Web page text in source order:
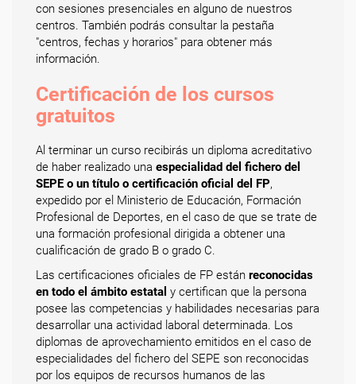
con sesiones presenciales en alguno de nuestros
centros. También podrás consultar la pestaña
"centros, fechas y horarios" para obtener más
información.
Certificación de los cursos
gratuitos
Al terminar un curso recibirás un diploma acreditativo
de haber realizado una especialidad del fichero del
SEPE o un título o certificación oficial del FP,
expedido por el Ministerio de Educación, Formación
Profesional de Deportes, en el caso de que se trate de
una formación profesional dirigida a obtener una
cualificación de grado B o grado C.
Las certificaciones oficiales de FP están reconocidas
en todo el ámbito estatal y certifican que la persona
posee las competencias y habilidades necesarias para
desarrollar una actividad laboral determinada. Los
diplomas de aprovechamiento emitidos en el caso de
especialidades del fichero del SEPE son reconocidas
por los equipos de recursos humanos de las